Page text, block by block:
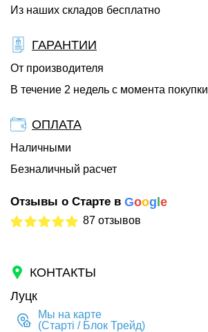
Из наших складов бесплатно
ГАРАНТИИ
От производителя
В течение 2 недель с момента покупки
ОПЛАТА
Наличными
Безналичный расчет
Отзывы о Старте в Goog e
87 отзывов
КОНТАКТЫ
Луцк
Мы на карте
(Старті / Блок Трейд)